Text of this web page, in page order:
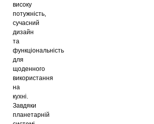
високу
потужність,
сучасний
дизайн
та
функціональність
для
щоденного
використання
на
кухні.
Завдяки
планетарній